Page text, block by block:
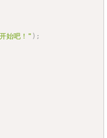
始吧！" ) ;